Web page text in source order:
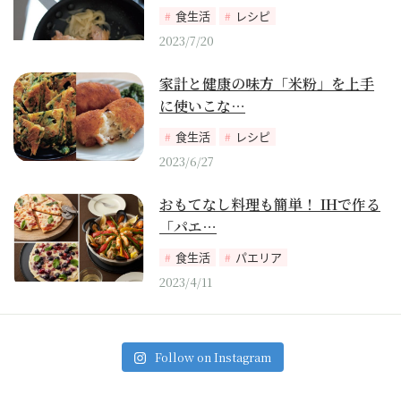
食生活
レシピ
2023/7/20
家計と健康の味方「米粉」を上手
に使いこな…
食生活
レシピ
2023/6/27
おもてなし料理も簡単！ IHで作る
「パエ…
食生活
パエリア
2023/4/11
Follow on Instagram